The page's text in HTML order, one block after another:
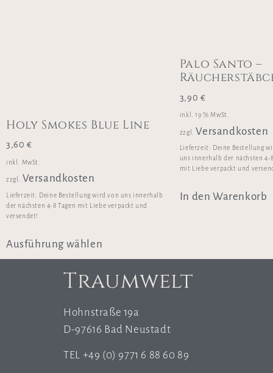
Holy Smokes Blue Line
3,60 €
inkl. MwSt.
zzgl. Versandkosten
Lieferzeit: Deine Bestellung wird von uns innerhalb
der nächsten 4-8 Tagen mit Liebe verpackt und
versendet!
Ausführung wählen
Palo Santo –
3,90 €
inkl. 19 % MwSt.
zzgl. Versandkosten
Lieferzeit: Deine Bestellung
uns innerhalb der nächsten 4-
mit Liebe verpackt und
In den Warenkorb
Traumwelt
Hohnstraße 19a
D-97616 Bad Neustadt
TEL +49 (0) 9771 6 88 60 89